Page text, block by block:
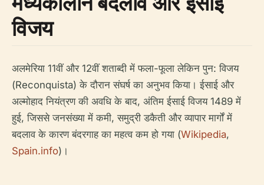
विजय
अलमेरिया 11वीं और 12वीं शताब्दी में फला-फूला लेकिन पुन: विजय
(Reconquista) के दौरान संघर्ष का अनुभव किया। ईसाई और
अल्मोहाद नियंत्रण की अवधि के बाद, अंतिम ईसाई विजय 1489 में
हुई, जिससे जनसंख्या में कमी, समुद्री डकैती और व्यापार मार्गों में
बदलाव के कारण बंदरगाह का महत्व कम हो गया (Wikipedia,
Spain.info)।